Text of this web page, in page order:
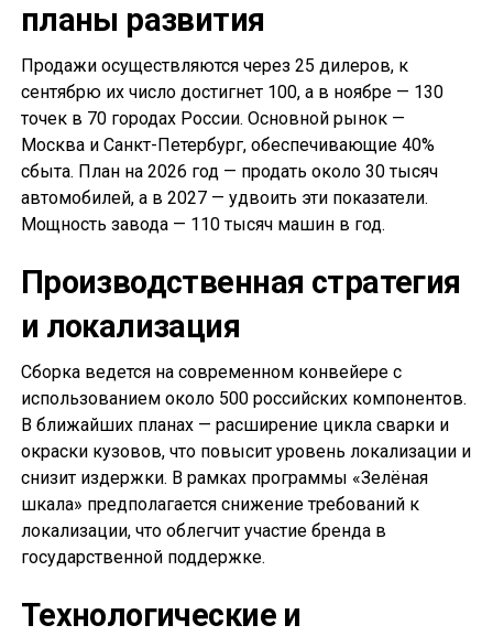
планы развития
Продажи осуществляются через 25 дилеров, к
сентябрю их число достигнет 100, а в ноябре — 130
точек в 70 городах России. Основной рынок —
Москва и Санкт-Петербург, обеспечивающие 40%
сбыта. План на 2026 год — продать около 30 тысяч
автомобилей, а в 2027 — удвоить эти показатели.
Мощность завода — 110 тысяч машин в год.
Производственная стратегия
и локализация
Сборка ведется на современном конвейере с
использованием около 500 российских компонентов.
В ближайших планах — расширение цикла сварки и
окраски кузовов, что повысит уровень локализации и
снизит издержки. В рамках программы «Зелёная
шкала» предполагается снижение требований к
локализации, что облегчит участие бренда в
государственной поддержке.
Технологические и